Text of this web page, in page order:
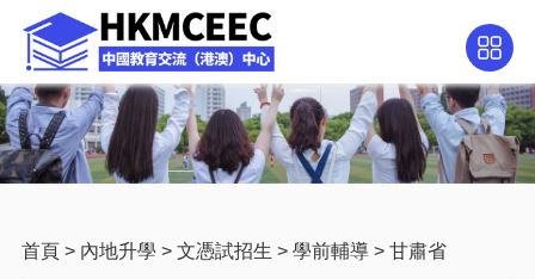
首頁> 內地升學 > 文憑試招生 > 學前輔導> 甘肅省